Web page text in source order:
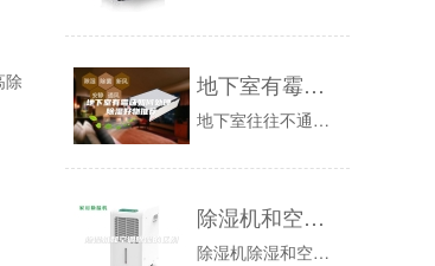
除
地下室有霉味如何处理 除湿好物推荐
地下室往往不通风，容易潮湿出现霉味，如果地下室出现潮湿问题，出现霉味了，应该如何处理？市面上有什么除湿好物可以推荐？今日我们就来聊聊地下室除...
除湿机和空调除湿的区别
除湿机除湿和空调除湿在原理、功能和效果上都有区别。原理上，除湿机除湿是对热湿空气进行冷凝处理，空调除湿则是通过蒸发器蒸发空气水分；功能上，除...